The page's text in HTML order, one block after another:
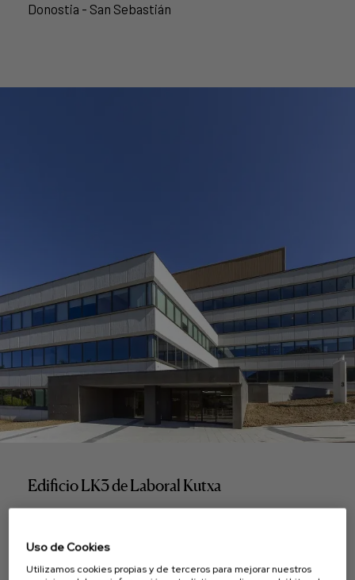
Donostia - San Sebastián
Edificio LK3 de Laboral Kutxa
Uso de Cookies
Utilizamos cookies propias y de terceros para mejorar nuestros